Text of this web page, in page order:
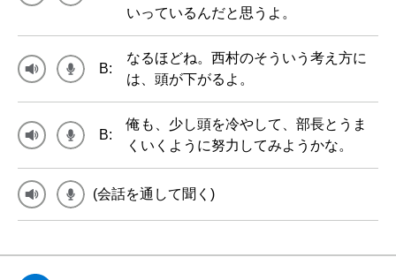
いっているんだと思うよ。
B:
なるほどね。西村のそういう考え方に
は、頭が下がるよ。
B:
俺も、少し頭を冷やして、部長とうま
くいくように努力してみようかな。
(会話を通して聞く)